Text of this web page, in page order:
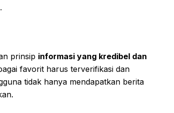
prinsip informasi yang kredibel dan
favorit harus terverifikasi dan
tidak hanya mendapatkan berita